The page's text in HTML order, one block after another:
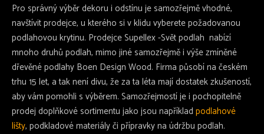
Pro správný výběr dekoru i odstínu je samozřejmě vhodné,
navštívit prodejce, u kterého si v klidu vyberete požadovanou
podlahovou krytinu. Prodejce Supellex -Svět podlah nabízí
mnoho druhů podlah, mimo jiné samozřejmě i výše zmíněné
dřevěné podlahy Boen Design Wood. Firma působí na českém
trhu 15 let, a tak není divu, že za ta léta mají dostatek zkušeností,
aby vám pomohli s výběrem. Samozřejmostí je i pochopitelně
prodej doplňkové sortimentu jako jsou například podlahové
lišty, podkladové materiály či přípravky na údržbu podlah.